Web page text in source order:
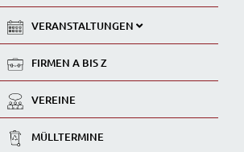
VERANSTALTUNGEN
FIRMEN A BIS Z
VEREINE
MÜLLTERMINE